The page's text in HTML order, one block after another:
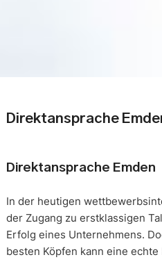
Direktansprache
Direktansprache Emden
In der heutigen
der Zugang zu erstklassigen
Erfolg eines Unternehmens.
besten Köpfen kann eine